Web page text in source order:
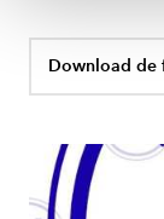
Download de